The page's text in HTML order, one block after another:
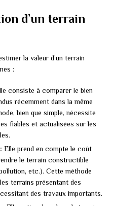
d’un terrain
la valeur d’un terrain
:
consiste à comparer le bien
récemment dans la même
bien que simple, nécessite
fiables et actualisées sur les
Elle prend en compte le coût
le terrain constructible
etc.). Cette méthode
terrains présentant des
des travaux importants.